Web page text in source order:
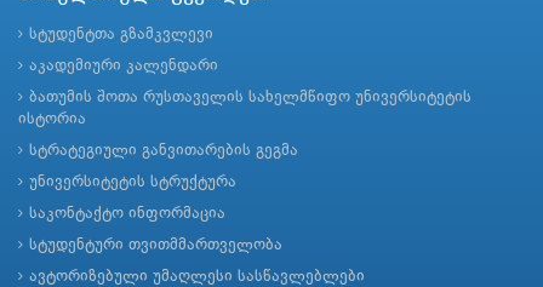
სტუდენტთა გზამკვლევი
აკადემიური კალენდარი
ბათუმის შოთა რუსთაველის სახელმწიფო უნივერსიტეტის
ისტორია
სტრატეგიული განვითარების გეგმა
უნივერსიტეტის სტრუქტურა
საკონტაქტო ინფორმაცია
სტუდენტური თვითმმართველობა
ავტორიზებული უმაღლესი სასწავლებლები